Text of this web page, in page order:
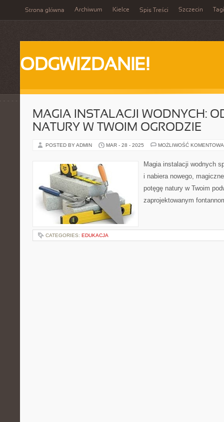
Strona główna Archiwum Kielce Spis Treści Szczecin Tagi
ODGWIZDANIE!
MAGIA INSTALACJI WODNYCH:
NATURY W TWOIM OGRODZIE
POSTED BY ADMIN MAR - 28 - 2025 MOŻLIWOŚĆ
Magia instalacji wodnych
i nabiera nowego,
potęgę natury w Twoim
zaprojektowanym
CATEGORIES: EDUKACJA